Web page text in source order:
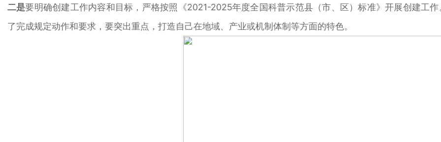
二是要明确创建工作内容和目标，严格按照《2021-2025年度全国科普示范县（市、区）标准》开展创建工作
了完成规定动作和要求，要突出重点，打造自己在地域、产业或机制体制等方面的特色。